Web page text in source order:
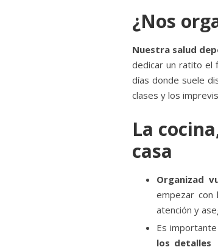
¿Nos
Nuestra salud
dedicar un ratito el
días donde suele
clases y los
La
casa
Organizad
empezar con
atención y
Es importante
los detalles